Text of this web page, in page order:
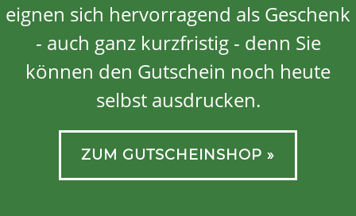
eignen sich hervorragend als Geschenk
- auch ganz kurzfristig - denn Sie
können den Gutschein noch heute
selbst ausdrucken.
ZUM GUTSCHEINSHOP »